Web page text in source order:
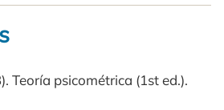
Teoría psicométrica (1st ed.).